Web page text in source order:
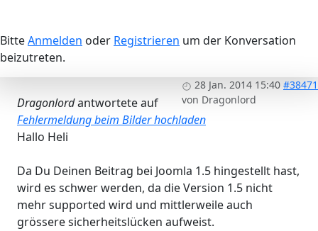
BitteAnmelden oder Registrieren um der Konversation
beizutreten.
28 Jan. 2014 15:40 #38471
von Dragonlord
Dragonlordantwortete auf
Fehlermeldung beim Bilder hochladen
Hallo Heli
Da Du Deinen Beitrag bei Joomla 1.5 hingestellt hast,
wird es schwer werden, da die Version 1.5 nicht
mehr supported wird und mittlerweile auch
grössere sicherheitslücken aufweist.